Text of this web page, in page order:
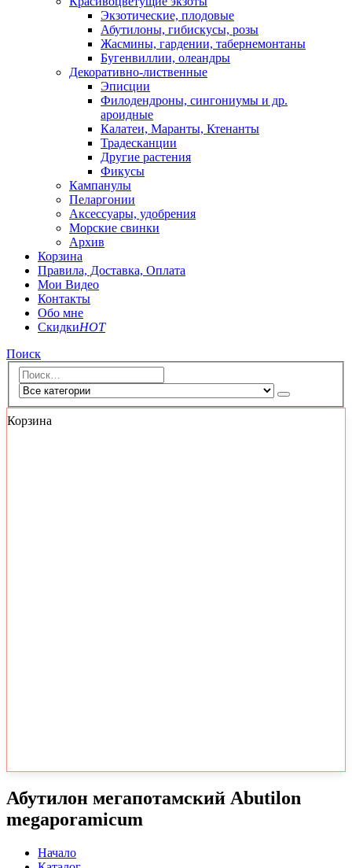
Экзотические, плодовые
Абутилоны, гибискусы, розы
Жасмины, гардении, табернемонтаны
Бугенвиллии, олеандры
Декоративно-лиственные
Эписции
Филодендроны, сингониумы и др.
ароидные
Калатеи, Маранты, Ктенанты
Традесканции
Другие растения
Фикусы
Кампанулы
Пеларгонии
Аксессуары, удобрения
Морские свинки
Архив
Корзина
Правила, Доставка, Оплата
Мои Видео
Контакты
Обо мне
СкидкиHOT
Поиск
Корзина
Абутилон мегапотамский Abutilon
megaporamicum
Начало